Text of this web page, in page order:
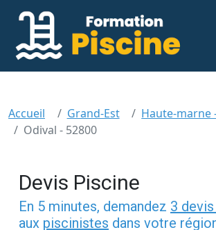
Accueil Grand-Est
Haute-marne
Odival - 52800
Devis Piscine
En 5 minutes, demandez 3
aux piscinistes dans votre